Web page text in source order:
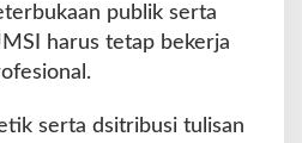
publik serta
harus tetap bekerja
serta dsitribusi tulisan